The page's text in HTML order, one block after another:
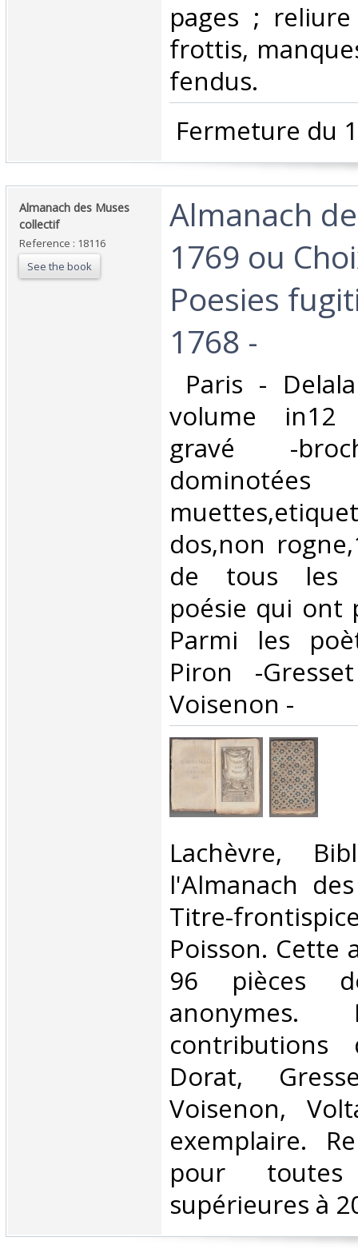
pages ;
frottis,
fendus. ‎
Fermeture du
‎Almanach des Muses
collectif‎
Reference : 18116
See the book
‎Almanach
1769 ou
Poesies
1768 -‎
Paris -
volume in12
gravé -
dominotées
dos,non
de tous les
poésie qui ont
Parmi les
Piron -
Voisenon -‎
‎Lachèvre,
l'Almanach
Titre-
Poisson. Cette
96 pièces
anonymes.
contributions
Dorat,
Voisenon,
exemplaire.
pour toutes
supérieures à